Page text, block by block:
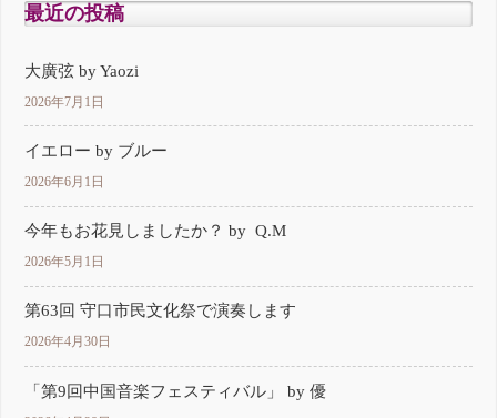
最近の投稿
大廣弦 by Yaozi
2026年7月1日
イエロー by ブルー
2026年6月1日
今年もお花見しましたか？ by Q.M
2026年5月1日
第63回 守口市民文化祭で演奏します
2026年4月30日
「第9回中国音楽フェスティバル」 by 優